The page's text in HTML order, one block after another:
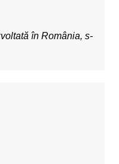
în România, s-